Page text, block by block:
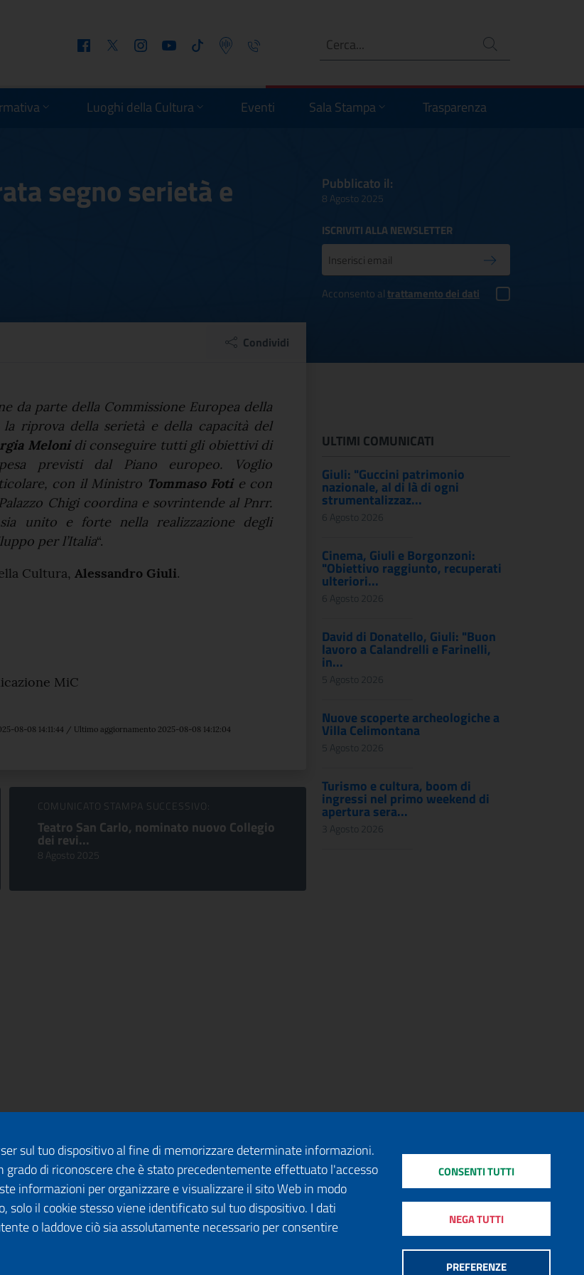
FacebookTwitter InstagramYoutube Tiktok Podcast Telefono Ricerca
Luoghi della Cultura Eventi Sala Stampa Trasparenza
segno serietà e Pubblicato il:
8 Agosto 2025
ISCRIVITI ALLA NEWSLETTER
Conferma iscrizione
Acconsento altrattamento dei dati
rata segno serietà e capacità Governo”
Condividi
da parte della Commissione Europea della
riprova della serietà e della capacità del
Melonidi conseguire tutti gli obiettivi di
previsti dal Piano europeo. Voglio
con il Ministro Tommaso Fotie con
Chigi coordina e sovrintende al Pnrr.
unito e forte nella realizzazione degli
per l’Italia“.
Cultura, Alessandro Giuli.
MiC
08-08 14:11:44 / Ultimo aggiornamento 2025-08-08 14:12:04
COMUNICATO STAMPA SUCCESSIVO:
Teatro San Carlo, nominato nuovo Collegio
dei revi...
8 Agosto 2025
ULTIMI COMUNICATI
Giuli: "Guccini patrimonio
nazionale, al di là di ogni
strumentalizzaz...
6 Agosto 2026
Cinema, Giuli e Borgonzoni:
"Obiettivo raggiunto, recuperati
ulteriori...
6 Agosto 2026
David di Donatello, Giuli: "Buon
lavoro a Calandrelli e Farinelli,
in...
5 Agosto 2026
Nuove scoperte archeologiche a
Villa Celimontana
5 Agosto 2026
Turismo e cultura, boom di
ingressi nel primo weekend di
apertura sera...
3 Agosto 2026
sul tuo dispositivo al fine di memorizzare determinate informazioni.
di riconoscere che è stato precedentemente effettuato l'accesso
informazioni per organizzare e visualizzare il sito Web in modo
il cookie stesso viene identificato sul tuo dispositivo. I dati
o laddove ciò sia assolutamente necessario per consentire
PREFERENZE
NEGA TUTTI
CONSENTI TUTTI